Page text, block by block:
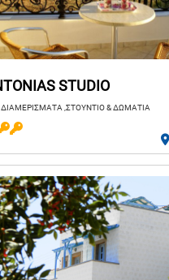
STUDIO
ΔΙΑΜΕΡΙΣΜΑΤΑ ,ΣΤΟΥΝΤΙΟ & ΔΩΜΑΤΙΑ